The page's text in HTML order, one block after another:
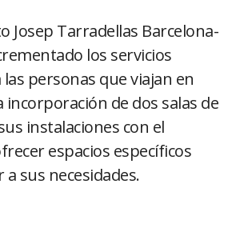
Josep Tarradellas Barcelona-
los servicios
personas que viajan en
incorporación de dos salas de
instalaciones con el
espacios específicos
sus necesidades.